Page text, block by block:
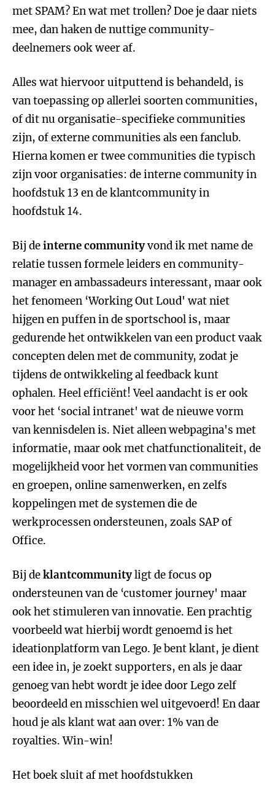
met SPAM? En wat met trollen? Doe je daar niets
mee, dan haken de nuttige community-
deelnemers ook weer af.
Alles wat hiervoor uitputtend is behandeld, is
van toepassing op allerlei soorten communities,
of dit nu organisatie-specifieke communities
zijn, of externe communities als een fanclub.
Hierna komen er twee communities die typisch
zijn voor organisaties: de interne community in
hoofdstuk 13 en de klantcommunity in
hoofdstuk 14.
Bij deinterne communityvond ik met name de
relatie tussen formele leiders en community-
manager en ambassadeurs interessant, maar ook
het fenomeen ‘Working Out Loud' wat niet
hijgen en puffen in de sportschool is, maar
gedurende het ontwikkelen van een product vaak
concepten delen met de community, zodat je
tijdens de ontwikkeling al feedback kunt
ophalen. Heel efficiënt! Veel aandacht is er ook
voor het ‘social intranet' wat de nieuwe vorm
van kennisdelen is. Niet alleen webpagina's met
informatie, maar ook met chatfunctionaliteit, de
mogelijkheid voor het vormen van communities
en groepen, online samenwerken, en zelfs
koppelingen met de systemen die de
werkprocessen ondersteunen, zoals SAP of
Office.
Bij deklantcommunityligt de focus op
ondersteunen van de ‘customer journey' maar
ook het stimuleren van innovatie. Een prachtig
voorbeeld wat hierbij wordt genoemd is het
ideationplatform van Lego. Je bent klant, je dient
een idee in, je zoekt supporters, en als je daar
genoeg van hebt wordt je idee door Lego zelf
beoordeeld en misschien wel uitgevoerd! En daar
houd je als klant wat aan over: 1% van de
royalties. Win-win!
Het boek sluit af met hoofdstukken